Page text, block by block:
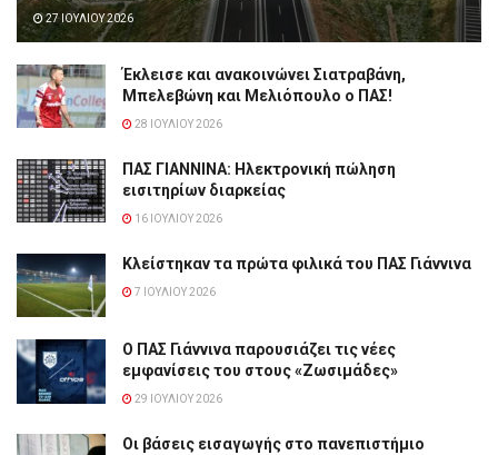
27 ΙΟΥΛΊΟΥ 2026
Έκλεισε και ανακοινώνει Σιατραβάνη,
Μπελεβώνη και Μελιόπουλο ο ΠΑΣ!
28 ΙΟΥΛΊΟΥ 2026
ΠΑΣ ΓΙΑΝΝΙΝΑ: Hλεκτρονική πώληση
εισιτηρίων διαρκείας
16 ΙΟΥΛΊΟΥ 2026
Κλείστηκαν τα πρώτα φιλικά του ΠΑΣ Γιάννινα
7 ΙΟΥΛΊΟΥ 2026
Ο ΠΑΣ Γιάννινα παρουσιάζει τις νέες
εμφανίσεις του στους «Ζωσιμάδες»
29 ΙΟΥΛΊΟΥ 2026
Οι βάσεις εισαγωγής στο πανεπιστήμιο